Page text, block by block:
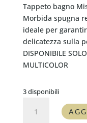
Tappeto bagno
Morbida spugna
ideale per
delicatezza sulla
DISPONIBILE
MULTICOLOR
3 disponibili
bagno